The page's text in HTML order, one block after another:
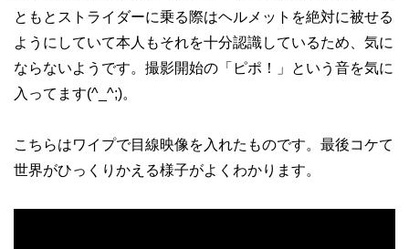
ともとストライダーに乗る際はヘルメットを絶対に被せる
ようにしていて本人もそれを十分認識しているため、気に
ならないようです。撮影開始の「ピポ！」という音を気に
入ってます(^_^;)。
こちらはワイプで目線映像を入れたものです。最後コケて
世界がひっくりかえる様子がよくわかります。